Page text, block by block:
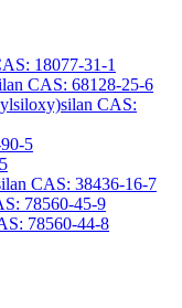
18077-31-1
CAS: 68128-25-6
CAS:
5
CAS: 38436-16-7
78560-45-9
78560-44-8